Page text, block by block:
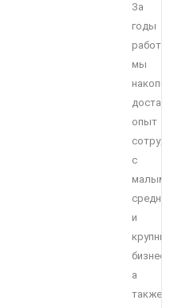
За
годы
работы
мы
опыт
с
малым,
средним
и
крупным
а
также